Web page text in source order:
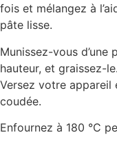
fois et mélangez à
pâte lisse.
Munissez-vous d’une
hauteur, et graissez-le.
Versez votre appareil
coudée.
Enfournez à 180 °C